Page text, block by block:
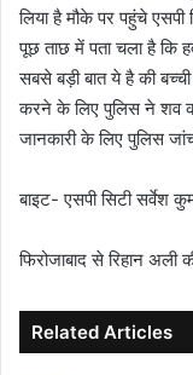
लिया है मौके पर पहुंचे एसपी
पूछ ताछ में पता चला है कि
सबसे बड़ी बात ये है की
करने के लिए पुलिस ने शव
जानकारी के लिए पुलिस
बाइट- एसपी सिटी सर्वेश
फिरोजाबाद से रिहान अली
Related Articles